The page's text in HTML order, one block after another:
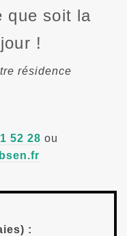
que soit la
!
résidence
52 28 ou
: